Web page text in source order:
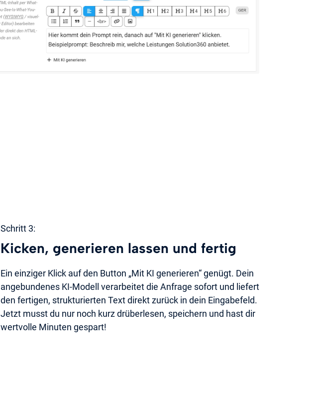
Schritt 3:
Kicken, generieren lassen und fertig
Ein einziger Klick auf den Button „Mit KI generieren“ genügt. Dein
angebundenes KI-Modell verarbeitet die Anfrage sofort und liefert
den fertigen, strukturierten Text direkt zurück in dein Eingabefeld.
Jetzt musst du nur noch kurz drüberlesen, speichern und hast dir
wertvolle Minuten gespart!